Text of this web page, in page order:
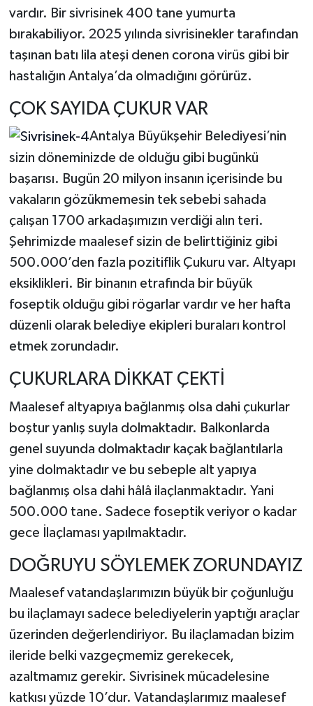
vardır. Bir sivrisinek 400 tane yumurta
bırakabiliyor. 2025 yılında sivrisinekler tarafından
taşınan batı lila ateşi denen corona virüs gibi bir
hastalığın Antalya’da olmadığını görürüz.
ÇOK SAYIDA ÇUKUR VAR
Antalya Büyükşehir Belediyesi’nin
sizin döneminizde de olduğu gibi bugünkü
başarısı. Bugün 20 milyon insanın içerisinde bu
vakaların gözükmemesin tek sebebi sahada
çalışan 1700 arkadaşımızın verdiği alın teri.
Şehrimizde maalesef sizin de belirttiğiniz gibi
500.000’den fazla pozitiflik Çukuru var. Altyapı
eksiklikleri. Bir binanın etrafında bir büyük
foseptik olduğu gibi rögarlar vardır ve her hafta
düzenli olarak belediye ekipleri buraları kontrol
etmek zorundadır.
ÇUKURLARA DİKKAT ÇEKTİ
Maalesef altyapıya bağlanmış olsa dahi çukurlar
boştur yanlış suyla dolmaktadır. Balkonlarda
genel suyunda dolmaktadır kaçak bağlantılarla
yine dolmaktadır ve bu sebeple alt yapıya
bağlanmış olsa dahi hâlâ ilaçlanmaktadır. Yani
500.000 tane. Sadece foseptik veriyor o kadar
gece İlaçlaması yapılmaktadır.
DOĞRUYU SÖYLEMEK ZORUNDAYIZ
Maalesef vatandaşlarımızın büyük bir çoğunluğu
bu ilaçlamayı sadece belediyelerin yaptığı araçlar
üzerinden değerlendiriyor. Bu ilaçlamadan bizim
ileride belki vazgeçmemiz gerekecek,
azaltmamız gerekir. Sivrisinek mücadelesine
katkısı yüzde 10’dur. Vatandaşlarımız maalesef